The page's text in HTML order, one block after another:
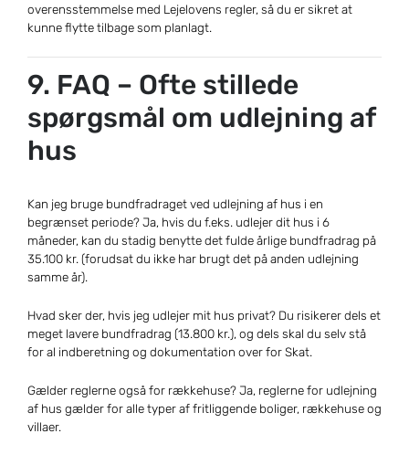
overensstemmelse med Lejelovens regler, så du er sikret at
kunne flytte tilbage som planlagt.
9. FAQ – Ofte stillede
spørgsmål om udlejning af
hus
Kan jeg bruge bundfradraget ved udlejning af hus i en
begrænset periode? Ja, hvis du f.eks. udlejer dit hus i 6
måneder, kan du stadig benytte det fulde årlige bundfradrag på
35.100 kr. (forudsat du ikke har brugt det på anden udlejning
samme år).
Hvad sker der, hvis jeg udlejer mit hus privat? Du risikerer dels et
meget lavere bundfradrag (13.800 kr.), og dels skal du selv stå
for al indberetning og dokumentation over for Skat.
Gælder reglerne også for rækkehuse? Ja, reglerne for udlejning
af hus gælder for alle typer af fritliggende boliger, rækkehuse og
villaer.